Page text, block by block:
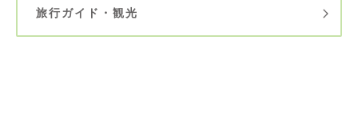
旅行ガイド・観光